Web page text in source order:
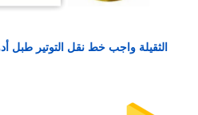
الثقيلة واجب خط نقل التوتير طبل